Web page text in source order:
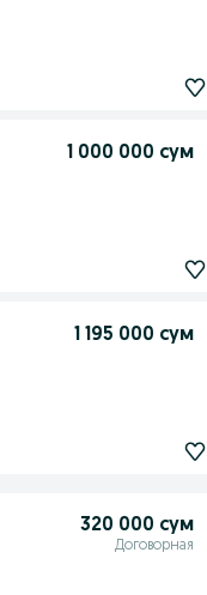
1 000 000 сум
1 195 000 сум
320 000 сум
Договорная